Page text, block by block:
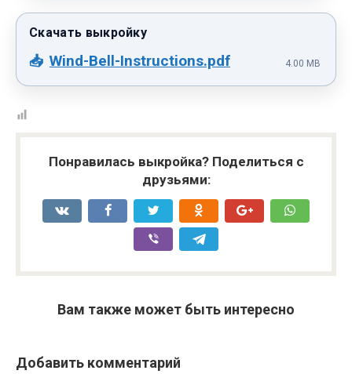
Wind-Bell-Instructions.pdf 4.00 MB
Понравилась выкройка? Поделиться с
друзьями:
Вам также может быть интересно
Добавить комментарий